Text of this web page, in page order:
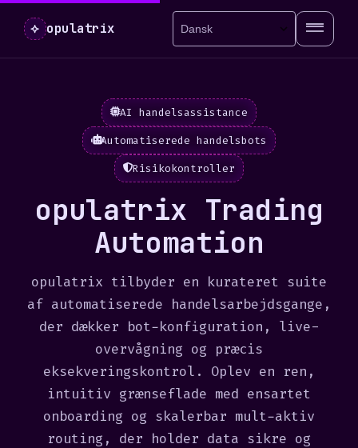
⟡ opulatrix
AI handelsassistance
Automatiserede handelsbots
Risikokontroller
opulatrix Trading
Automation
opulatrix tilbyder en kurateret suite
af automatiserede handelsarbejdsgange,
der dækker bot-konfiguration, live-
overvågning og præcis
eksekveringskontrol. Oplev en ren,
intuitiv grænseflade med ensartet
onboarding og skalerbar mult-aktiv
routing, der holder data sikre og